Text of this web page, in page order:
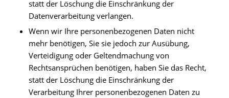
statt der Löschung die Einschränkung der
Datenverarbeitung verlangen.
Wenn wir Ihre personenbezogenen Daten nicht
mehr benötigen, Sie sie jedoch zur Ausübung,
Verteidigung oder Geltendmachung von
Rechtsansprüchen benötigen, haben Sie das Recht,
statt der Löschung die Einschränkung der
Verarbeitung Ihrer personenbezogenen Daten zu